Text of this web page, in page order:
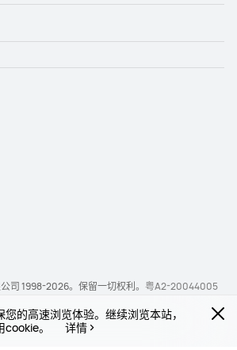
的高速浏览体验。继续浏览本站，
。
详情
司 1998-2026。保留一切权利。 粤A2-20044005